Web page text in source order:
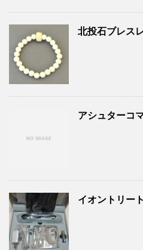
北投石ブレス
アシュターコ
イオントリー